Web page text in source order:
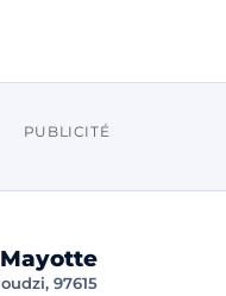
PUBLICITÉ
Mayotte
97615